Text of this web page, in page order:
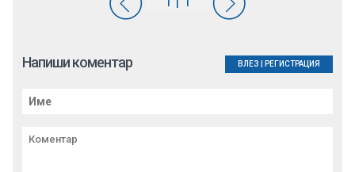
Напиши коментар ВЛЕЗ РЕГИСТРАЦИЯ